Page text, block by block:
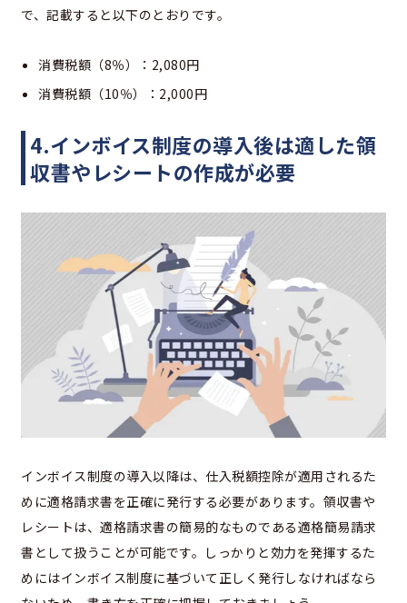
で、記載すると以下のとおりです。
消費税額（8％）：2,080円
消費税額（10％）：2,000円
4.インボイス制度の導入後は適した領
収書やレシートの作成が必要
インボイス制度の導入以降は、仕入税額控除が適用されるた
めに適格請求書を正確に発行する必要があります。領収書や
レシートは、適格請求書の簡易的なものである適格簡易請求
書として扱うことが可能です。しっかりと効力を発揮するた
めにはインボイス制度に基づいて正しく発行しなければなら